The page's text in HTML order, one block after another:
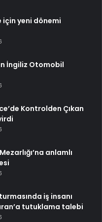
için yeni dönemi
İngiliz Otomobil
Kontrolden Çıkan
anlamlı
iş insanı
tutuklama talebi